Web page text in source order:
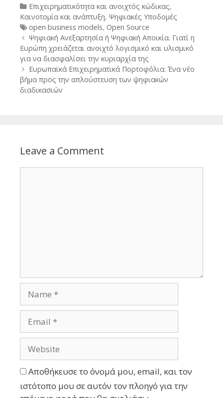
Categories
Επιχειρηματικότητα και ανοιχτός κώδικας,
Καινοτομία και ανάπτυξη, Ψηφιακές Υποδομές
Tags
open business models, Open Source
Post
navigation
Ψηφιακή Ανεξαρτησία ή Ψηφιακή Αποικία. Γιατί η
Ευρώπη χρειάζεται ανοιχτό λογισμικό και υλισμικό
για να διασφαλίσει την κυριαρχία της
Ευρωπαϊκά Επιχειρηματικά Πορτοφόλια: Ένα νέο
βήμα προς την απλούστευση των ψηφιακών
διαδικασιών
Leave a Comment
Αποθήκευσε το όνομά μου, email, και τον
ιστότοπο μου σε αυτόν τον πλοηγό για την